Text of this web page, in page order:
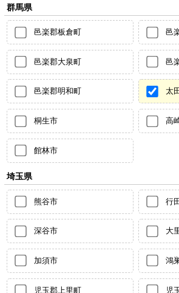
群馬県
邑楽郡板倉町 邑
邑楽郡大泉町 邑
邑楽郡明和町 太
桐生市 高
館林市
埼玉県
熊谷市 行
深谷市 大
加須市 鴻
児玉郡上里町 児